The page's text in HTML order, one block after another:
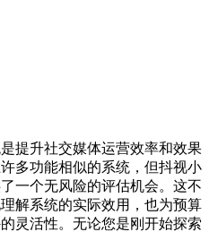
提升社交媒体运营效率和效果
多功能相似的系统，但抖视小
一个无风险的评估机会。这不
解系统的实际效用，也为预算
灵活性。无论您是刚开始探索